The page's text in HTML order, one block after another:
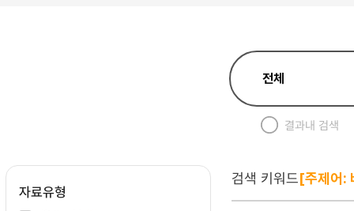
결과내 검색
자료유형
검색 키워드[주제어: